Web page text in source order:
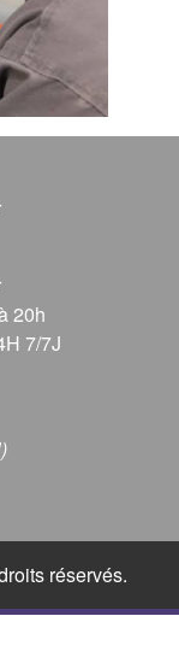
20h
7/7J
réservés.